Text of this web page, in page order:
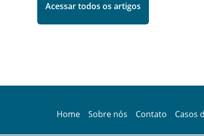
Acessar todos os artigos
Home Sobre nós Contato Casos